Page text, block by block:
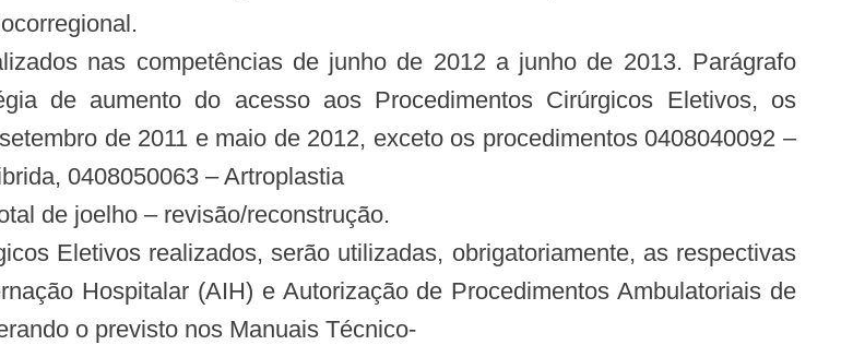
nas competências de junho de 2012 a junho de 2013. Parágrafo
de aumento do acesso aos Procedimentos Cirúrgicos Eletivos, os
de 2011 e maio de 2012, exceto os procedimentos 0408040092 –
0408050063 – Artroplastia
de joelho – revisão/reconstrução.
Eletivos realizados, serão utilizadas, obrigatoriamente, as respectivas
Hospitalar (AIH) e Autorização de Procedimentos Ambulatoriais de
o previsto nos Manuais Técnico-